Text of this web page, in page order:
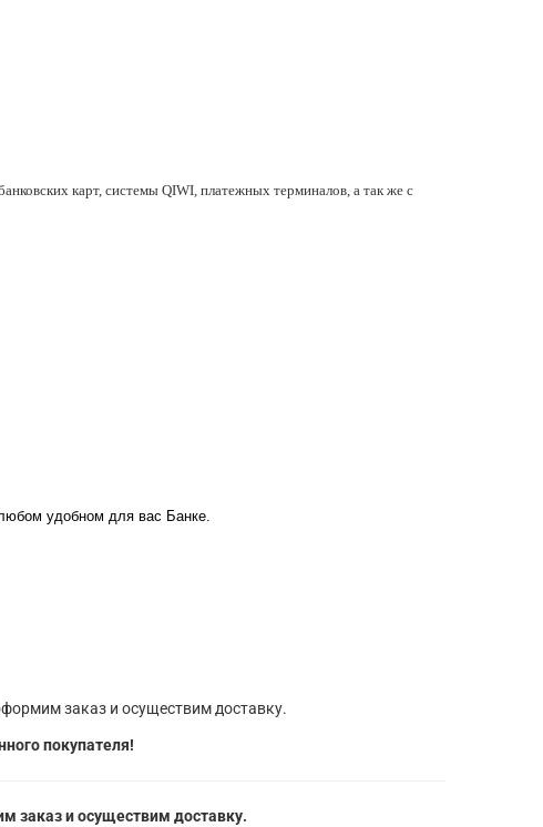
карт, системы QIWI, платежных терминалов, а так же с
удобном для вас Банке.
заказ и осуществим доставку.
покупателя!
заказ и осуществим доставку.